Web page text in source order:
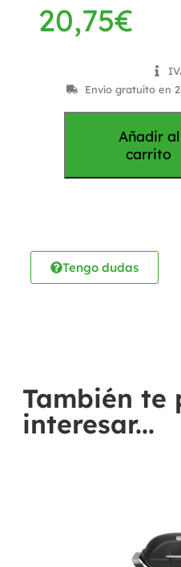
20,75€
Envío gratuíto en
Añadir al
carrito
Tengo dudas
También te
interesar...